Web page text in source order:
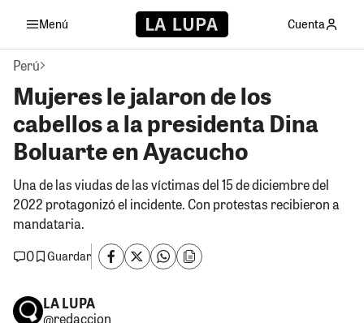
Menú Cuenta
Perú
Mujeres le jalaron de los
cabellos a la presidenta Dina
Boluarte en Ayacucho
Una de las viudas de las víctimas del 15 de diciembre del
2022 protagonizó el incidente. Con protestas recibieron a
mandataria.
0
Guardar
LA LUPA
@redaccion